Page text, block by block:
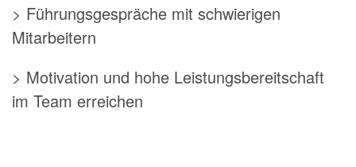
> Führungsgespräche mit schwierigen
Mitarbeitern
> Motivation und hohe Leistungsbereitschaft
im Team erreichen